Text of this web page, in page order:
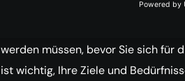
einzigartige Möglichkeit,
werden müssen, bevor Sie sich für
ist wichtig, Ihre Ziele und